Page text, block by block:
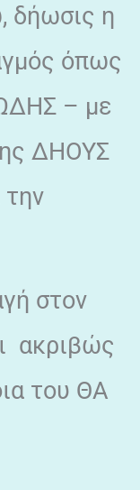
δήωσις η
όπως
– με
ΔΗΟΥΣ
στον
ακριβώς
του ΘΑ